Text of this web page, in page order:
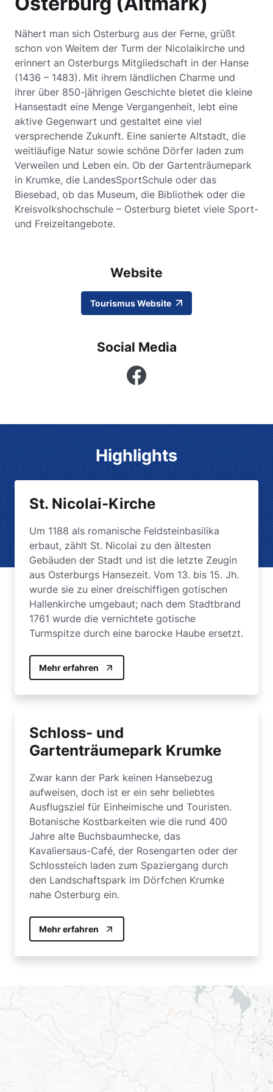
Nähert man sich Osterburg aus der Ferne, grüßt
schon von Weitem der Turm der Nicolaikirche und
erinnert an Osterburgs Mitgliedschaft in der Hanse
(1436 – 1483). Mit ihrem ländlichen Charme und
ihrer über 850-jährigen Geschichte bietet die kleine
Hansestadt eine Menge Vergangenheit, lebt eine
aktive Gegenwart und gestaltet eine viel
versprechende Zukunft. Eine sanierte Altstadt, die
weitläufige Natur sowie schöne Dörfer laden zum
Verweilen und Leben ein. Ob der Gartenträumepark
in Krumke, die LandesSportSchule oder das
Biesebad, ob das Museum, die Bibliothek oder die
Kreisvolkshochschule – Osterburg bietet viele Sport-
und Freizeitangebote.
Website
Tourismus Website
Social Media
Facebook
Highlights
St. Nicolai-Kirche
Um 1188 als romanische Feldsteinbasilika
erbaut, zählt St. Nicolai zu den ältesten
Gebäuden der Stadt und ist die letzte Zeugin
aus Osterburgs Hansezeit. Vom 13. bis 15. Jh.
wurde sie zu einer dreischiffigen gotischen
Hallenkirche umgebaut; nach dem Stadtbrand
1761 wurde die vernichtete gotische
Turmspitze durch eine barocke Haube ersetzt.
Mehr erfahren
Schloss- und
Gartenträumepark Krumke
Zwar kann der Park keinen Hansebezug
aufweisen, doch ist er ein sehr beliebtes
Ausflugsziel für Einheimische und Touristen.
Botanische Kostbarkeiten wie die rund 400
Jahre alte Buchsbaumhecke, das
Kavaliersaus-Café, der Rosengarten oder der
Schlossteich laden zum Spaziergang durch
den Landschaftspark im Dörfchen Krumke
nahe Osterburg ein.
Mehr erfahren